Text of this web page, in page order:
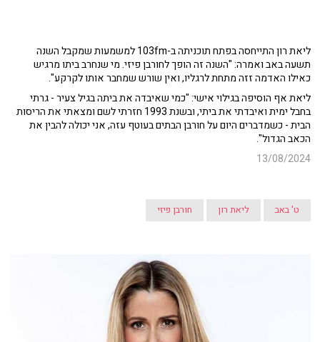
ליאת רון התייחסה בפתח תוכניתה ב-103fm למשמעות שמקבל השנה
תשעה באב ואמרה: "השנה זה הופך לחורבן פיזי. מי שנחרב ביתו מרגיש
כאילו האדמה זזה מתחת לרגליו, ואין שורש שמחבר אותו לקרקע".
ליאת אף הוסיפה בגילוי אישי: "כמי שאיבדה את ביתה בגיל צעיר - גרתי
בחבל ימית ואיבדתי את ביתי, ובשנת 1993 חזרתי לשם ומצאתי את הריסות
הבית - כשמדברים היום על חורבן הבתים בעוטף עזה, אני יכולה להבין את
הכאב הגדול".
13/08/2024
ט' באב ליאת רון חורבן פיזי